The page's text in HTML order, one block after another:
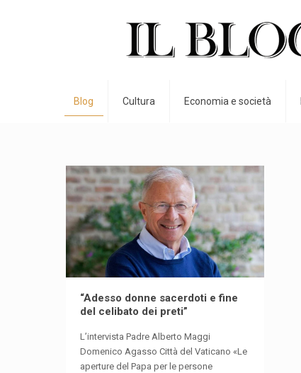
Blog Cultura Economia e società
“Adesso donne sacerdoti e fine
del celibato dei preti”
L’intervista Padre Alberto Maggi
Domenico Agasso Città del Vaticano «Le
aperture del Papa per le persone